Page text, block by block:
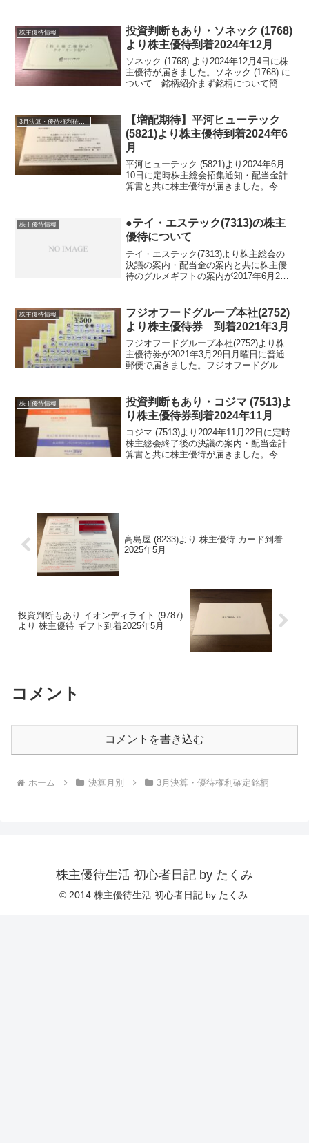
間有効ですが届いてすぐに利用で...
株主優待情報
投資判断もあり・ソネック (1768)
より株主優待到着2024年12月
ソネック (1768) より2024年12月4日に株
主優待が届きました。ソネック (1768) に
ついて 銘柄紹介まず銘柄について簡単
建築中心の中堅ゼネコンです...
3月決算・優待権利確定銘柄
【増配期待】平河ヒューテック
(5821)より株主優待到着2024年6
月
平河ヒューテック (5821)より2024年6月
10日に定時株主総会招集通知・配当金計
算書と共に株主優待が届きました。今期
(5821)について 銘柄紹介まず銘柄につ...
株主優待情報
●テイ・エステック(7313)の株主
優待について
テイ・エステック(7313)より株主総会の
決議の案内・配当金の案内と共に株主優
待のグルメギフトの案内が2017年6月26
り、選択肢は16です。申し込み期限は９
月8日...
株主優待情報
フジオフードグループ本社(2752)
より株主優待券 到着2021年3月
フジオフードグループ本社(2752)より株
主優待券が2021年3月29日月曜日に普通
郵便で届きました。フジオフードグルー
グループ本社(2752)より普通郵便...
株主優待情報
投資判断もあり・コジマ (7513)よ
り株主優待券到着2024年11月
コジマ (7513)より2024年11月22日に定時
株主総会終了後の決議の案内・配当金計
算書と共に株主優待が届きました。今期
高島屋 (8233)より 株主優待 カード到着
2025年5月
投資判断もあり イオンディライト (9787)
より 株主優待 ギフト到着2025年5月
コメント
コメントを書き込む
ホーム 決算月別 3月決算・優待権利確定銘柄
株主優待生活 初心者日記 by たくみ
© 2014 株主優待生活 初心者日記 by たくみ.